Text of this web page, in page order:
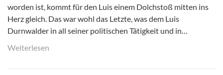
worden ist, kommt für den Luis einem Dolchstoß mitten ins
Herz gleich. Das war wohl das Letzte, was dem Luis
Durnwalder in all seiner politischen Tätigkeit und in…
Weiterlesen